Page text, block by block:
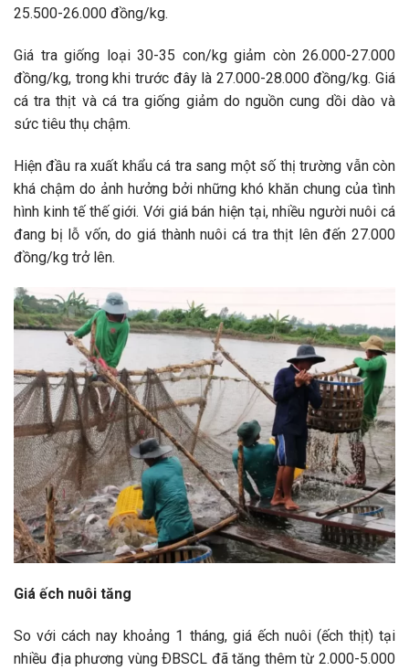
25.500-26.000 đồng/kg.
Giá tra giống loại 30-35 con/kg giảm còn 26.000-27.000
đồng/kg, trong khi trước đây là 27.000-28.000 đồng/kg. Giá
cá tra thịt và cá tra giống giảm do nguồn cung dồi dào và
sức tiêu thụ chậm.
Hiện đầu ra xuất khẩu cá tra sang một số thị trường vẫn còn
khá chậm do ảnh hưởng bởi những khó khăn chung của tình
hình kinh tế thế giới. Với giá bán hiện tại, nhiều người nuôi cá
đang bị lỗ vốn, do giá thành nuôi cá tra thịt lên đến 27.000
đồng/kg trở lên.
Giá ếch nuôi tăng
So với cách nay khoảng 1 tháng, giá ếch nuôi (ếch thịt) tại
nhiều địa phương vùng ÐBSCL đã tăng thêm từ 2.000-5.000